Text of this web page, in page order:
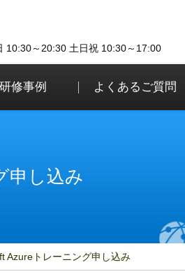
10:30～20:30 土日祝 10:30～17:00
研修事例 よくあるご質問
申し込み
Azureトレーニング申し込み